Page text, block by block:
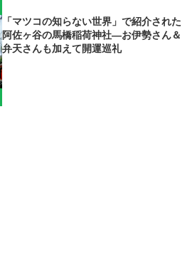
「マツコの知らない世界」で紹介された
阿佐ヶ谷の馬橋稲荷神社―お伊勢さん＆
弁天さんも加えて開運巡礼